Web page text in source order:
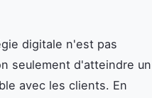
digitale n'est pas
seulement d'atteindre un
avec les clients. En